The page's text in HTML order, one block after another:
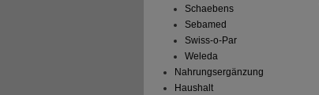
Schaebens
Sebamed
Swiss-o-Par
Weleda
Nahrungsergänzung
Haushalt